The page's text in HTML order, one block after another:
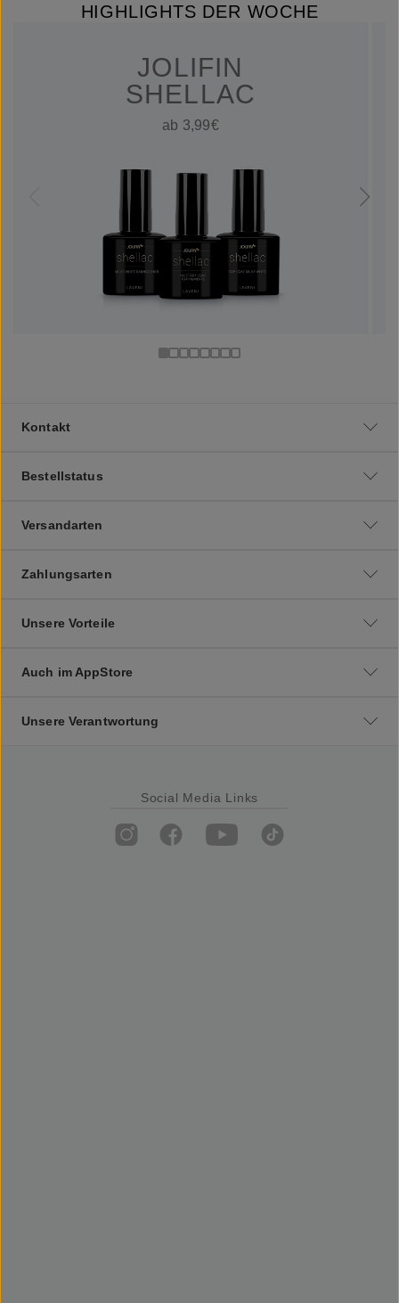
HIGHLIGHTS DER WOCHE
JOLIFIN
SHELLAC
ab 3,99€
Kontakt
Bestellstatus
Versandarten
Zahlungsarten
Unsere Vorteile
Auch im AppStore
Unsere Verantwortung
Social Media Links